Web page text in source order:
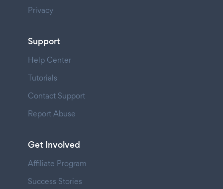
Privacy
Support
Help Center
Tutorials
Contact Support
Report Abuse
Get Involved
Affiliate Program
Success Stories